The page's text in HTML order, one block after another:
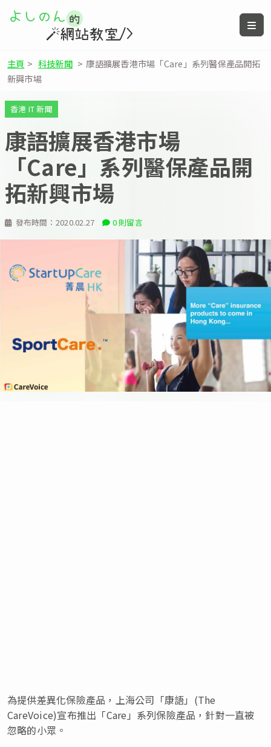
主頁 > 科技新聞 > 康語擴展香港市場「Care」系列醫保產品開拓
新興市場
發布時間： 2020.02.27 0 則留言
香港 IT 新聞
康語擴展香港市場
「Care」系列醫保產品開
拓新興市場
為提供差異化保險產品，上海公司「康語」(The
CareVoice)宣布推出「Care」系列保險產品，針對一直被
忽略的小眾。